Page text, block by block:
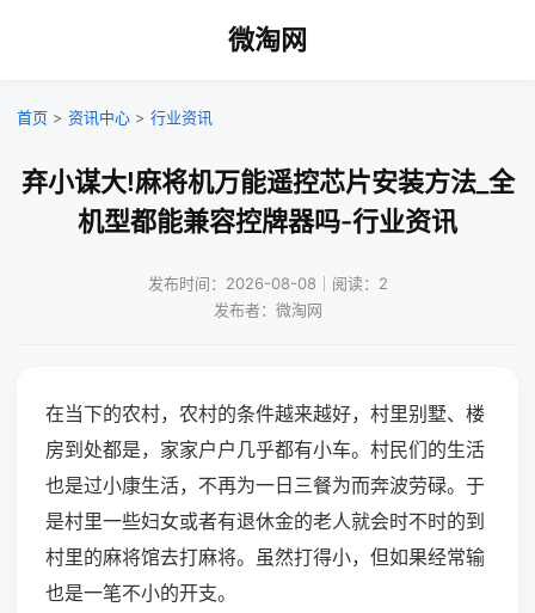
微淘网
首页 > 资讯中心 > 行业资讯
弃小谋大!麻将机万能遥控芯片安装方法_全
机型都能兼容控牌器吗-行业资讯
发布时间：2026-08-08｜阅读：2
发布者：微淘网
在当下的农村，农村的条件越来越好，村里别墅、楼
房到处都是，家家户户几乎都有小车。村民们的生活
也是过小康生活，不再为一日三餐为而奔波劳碌。于
是村里一些妇女或者有退休金的老人就会时不时的到
村里的麻将馆去打麻将。虽然打得小，但如果经常输
也是一笔不小的开支。